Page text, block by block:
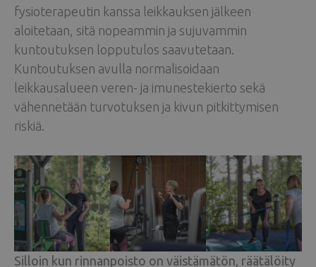
fysioterapeutin kanssa leikkauksen jälkeen
aloitetaan, sitä nopeammin ja sujuvammin
kuntoutuksen lopputulos saavutetaan.
Kuntoutuksen avulla normalisoidaan
leikkausalueen veren- ja imunestekierto sekä
vähennetään turvotuksen ja kivun pitkittymisen
riskiä.
Silloin kun rinnanpoisto on väistämätön, räätälöity